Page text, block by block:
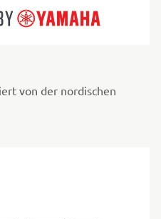
von der nordischen